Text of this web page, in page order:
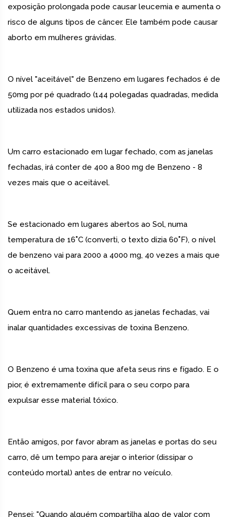
exposição prolongada pode causar leucemia e aumenta o
risco de alguns tipos de câncer. Ele também pode causar
aborto em mulheres grávidas.
O nível "aceitável" de Benzeno em lugares fechados é de
50mg por pé quadrado (144 polegadas quadradas, medida
utilizada nos estados unidos).
Um carro estacionado em lugar fechado, com as janelas
fechadas, irá conter de 400 a 800 mg de Benzeno - 8
vezes mais que o aceitável.
Se estacionado em lugares abertos ao Sol, numa
temperatura de 16˚C (converti, o texto dizia 60˚F), o nível
de benzeno vai para 2000 a 4000 mg, 40 vezes a mais que
o aceitável.
Quem entra no carro mantendo as janelas fechadas, vai
inalar quantidades excessivas de toxina Benzeno.
O Benzeno é uma toxina que afeta seus rins e fígado. E o
pior, é extremamente difícil para o seu corpo para
expulsar esse material tóxico.
Então amigos, por favor abram as janelas e portas do seu
carro, dê um tempo para arejar o interior (dissipar o
conteúdo mortal) antes de entrar no veículo.
Pensei: "Quando alguém compartilha algo de valor com